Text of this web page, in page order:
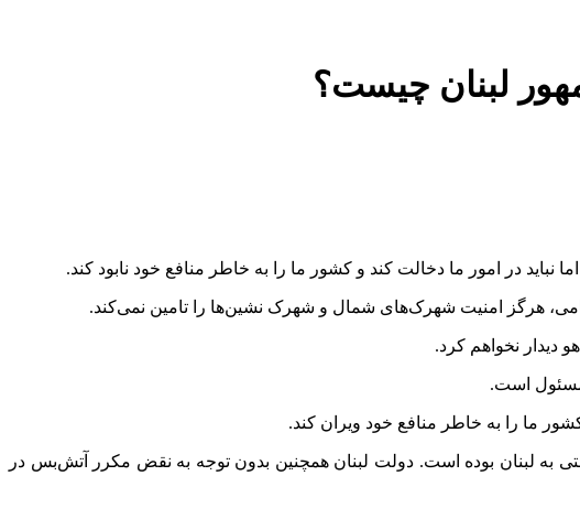
لبنان چیست؟
در امور ما دخالت کند و کشور ما را به خاطر منافع خود نابود کند.
هرگز امنیت شهرک‌های شمال و شهرک نشین‌ها را تامین نمی‌کند.
دیدار نخواهم کرد.
مسئول است.
ما را به خاطر منافع خود ویران کند.
به لبنان بوده است. دولت لبنان همچنین بدون توجه به نقض مکرر آتش‌بس در